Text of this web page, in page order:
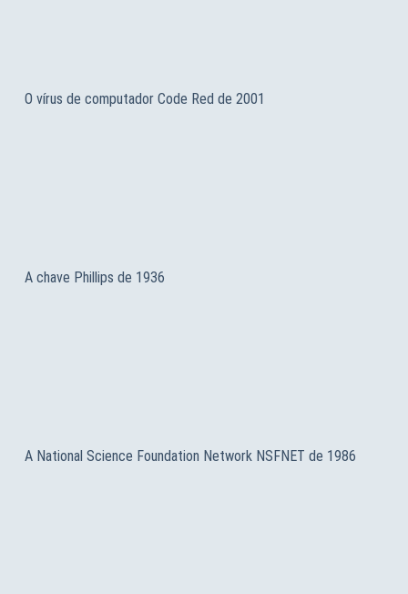
O vírus de computador Code Red de 2001
A chave Phillips de 1936
A National Science Foundation Network NSFNET de 1986